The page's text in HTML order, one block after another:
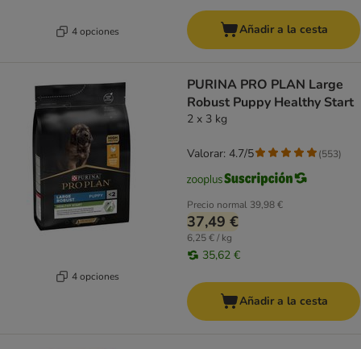
4 opciones Añadir a la cesta
4 opciones
PURINA PRO PLAN Large
Robust Puppy Healthy Start
2 x 3 kg
Precio normal 39,98 €
37,49 €
6,25 € / kg
35,62 €
Valorar: 4.7/5 (553)
Añadir a la cesta